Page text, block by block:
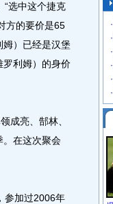
“选中这个捷克
方的要价是65
）已经是汉堡
罗利姆）的身价
成亮、郜林、
。在这次聚会
加过2006年
·
·
·
·
·
·